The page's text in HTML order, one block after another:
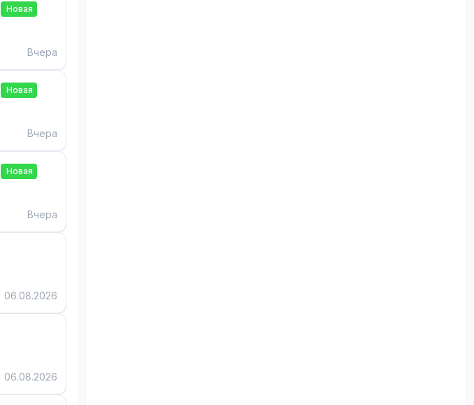
Новая
Вчера
Новая
Вчера
Новая
Вчера
06.08.2026
06.08.2026